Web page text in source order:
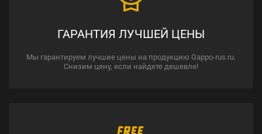
ГАРАНТИЯ ЛУЧШЕЙ ЦЕНЫ
Мы гарантируем лучшие цены на продукцию Gappo-rus.ru.
Снизим цену, если найдете дешевле!